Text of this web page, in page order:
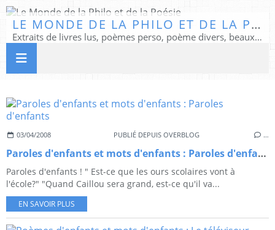
LE MONDE DE LA PHILO ET DE LA POÉSIE
Extraits de livres lus, poèmes perso, poème divers, beaux textes...
03/04/2008 PUBLIÉ DEPUIS OVERBLOG …
Paroles d'enfants et mots d'enfants : Paroles d'enfants
Paroles d'enfants ! " Est-ce que les ours scolaires vont à
l'école?" "Quand Caillou sera grand, est-ce qu'il va...
EN SAVOIR PLUS